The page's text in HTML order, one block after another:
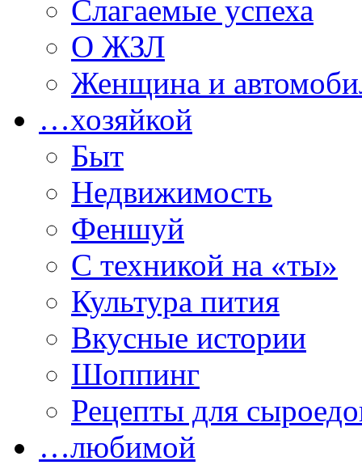
Слагаемые успеха
О ЖЗЛ
Женщина и
…хозяйкой
Быт
Недвижимость
Феншуй
С техникой на «ты»
Культура пития
Вкусные истории
Шоппинг
Рецепты для
…любимой